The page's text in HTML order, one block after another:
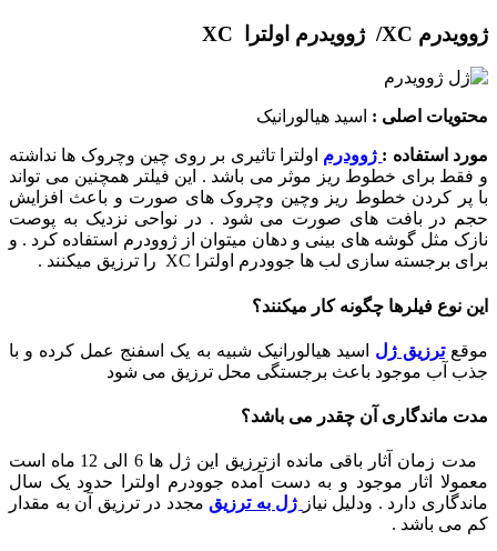
ژوویدرم XC/ ژوویدرم اولترا XC
محتویات اصلی : اسید هیالورانیک
مورد استفاده : ژوودرم اولترا تاثیری بر روی چین وچروک ها نداشته
و فقط برای خطوط ریز موثر می باشد . این فیلتر همچنین می تواند
با پر کردن خطوط ریز وچین وچروک های صورت و باعث افزایش
حجم در بافت های صورت می شود . در نواحی نزدیک به پوصت
نازک مثل گوشه های بینی و دهان میتوان از ژوودرم استفاده کرد . و
برای برجسته سازی لب ها جوودرم اولترا XC را ترزیق میکنند .
این نوع فیلرها چگونه کار میکنند؟
موقعترزیق ژل اسید هیالورانیک شبیه به یک اسفنج عمل کرده و با
جذب آب موجود باعث برجستگی محل ترزیق می شود
مدت ماندگاری آن چقدر می باشد؟
مدت زمان آثار باقی مانده ازترزیق این ژل ها 6 الی 12 ماه است
معمولا اثار موجود و به دست آمده جوودرم اولترا حدود یک سال
ماندگاری دارد . ودلیل نیاز ژل به ترزیقمجدد در ترزیق آن به مقدار
کم می باشد .